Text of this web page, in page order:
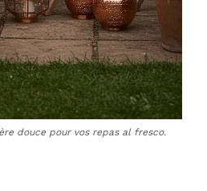
douce pour vos repas al fresco.